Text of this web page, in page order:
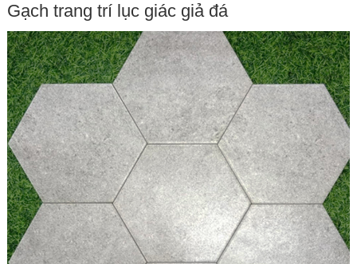
Gạch trang trí lục giác giả đá